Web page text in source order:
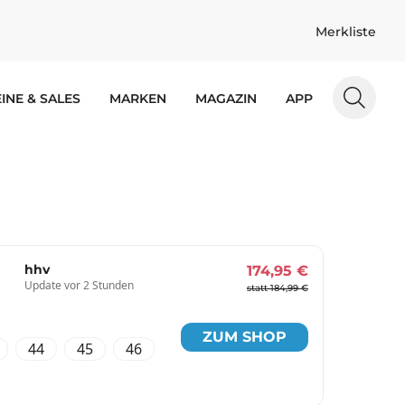
Merkliste
& SALES MARKEN MAGAZIN APP
hhv
Update vor 2 Stunden
174,95 €
statt 184,99 €
44 45 46
ZUM SHOP